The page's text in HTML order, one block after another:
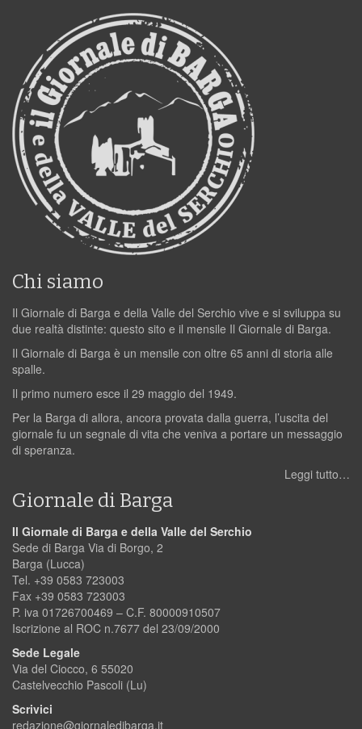
Chi siamo
Il Giornale di Barga e della Valle del Serchio vive e si sviluppa su
due realtà distinte: questo sito e il mensile Il Giornale di Barga.
Il Giornale di Barga è un mensile con oltre 65 anni di storia alle
spalle.
Il primo numero esce il 29 maggio del 1949.
Per la Barga di allora, ancora provata dalla guerra, l’uscita del
giornale fu un segnale di vita che veniva a portare un messaggio
di speranza.
Leggi tutto…
Giornale di Barga
Il Giornale di Barga e della Valle del Serchio
Sede di Barga Via di Borgo, 2
Barga (Lucca)
Tel. +39 0583 723003
Fax +39 0583 723003
P. iva 01726700469 – C.F. 80000910507
Iscrizione al ROC n.7677 del 23/09/2000
Sede Legale
Via del Ciocco, 6 55020
Castelvecchio Pascoli (Lu)
Scrivici
redazione@giornaledibarga.it